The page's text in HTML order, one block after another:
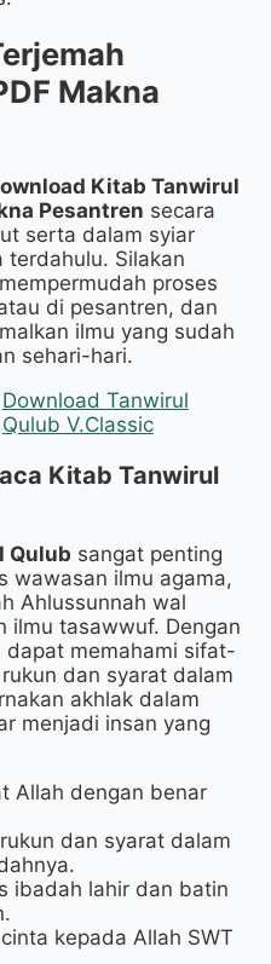
Makna
Kitab Tanwirul
Pesantren secara
serta dalam syiar
terdahulu. Silakan
proses
di pesantren, dan
ilmu yang sudah
sehari-hari.
Download Tanwirul
Qulub V.Classic
Kitab Tanwirul
Qulub sangat penting
wawasan ilmu agama,
Ahlussunnah wal
ilmu tasawwuf. Dengan
dapat memahami sifat-
dan syarat dalam
akhlak dalam
menjadi insan yang
Allah dengan benar
dan syarat dalam
ibadah lahir dan batin
kepada Allah SWT